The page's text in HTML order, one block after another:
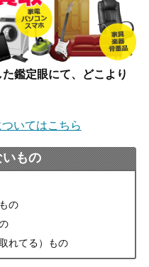
鑑定眼にて、どこより
いてはこちら
もの
の
れてる）もの